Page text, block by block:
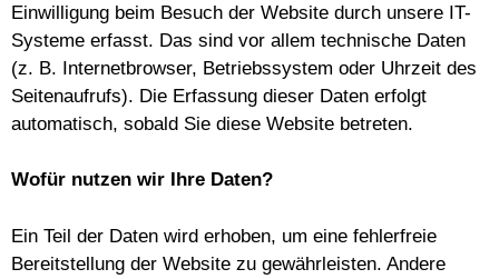
Einwilligung beim Besuch der Website durch unsere IT-
Systeme erfasst. Das sind vor allem technische Daten
(z. B. Internetbrowser, Betriebssystem oder Uhrzeit des
Seitenaufrufs). Die Erfassung dieser Daten erfolgt
automatisch, sobald Sie diese Website betreten.
Wofür nutzen wir Ihre Daten?
Ein Teil der Daten wird erhoben, um eine fehlerfreie
Bereitstellung der Website zu gewährleisten. Andere